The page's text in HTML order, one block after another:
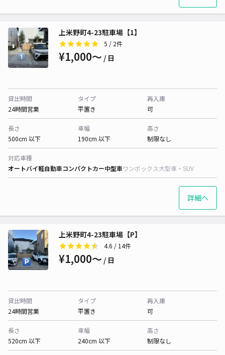
上米野町4-23駐車場【1】
5 / 2件
¥1,000〜 / 日
貸出時間
24時間営業
タイプ
平置き
再入庫
可
長さ
500cm 以下
車幅
190cm 以下
高さ
制限なし
対応車種
オートバイ軽自動車コンパクトカー中型車ワンボックス大型車・SUV
詳細へ
上米野町4-23駐車場【P】
4.6 / 14件
¥1,000〜 / 日
貸出時間
24時間営業
タイプ
平置き
再入庫
可
長さ
520cm 以下
車幅
240cm 以下
高さ
制限なし